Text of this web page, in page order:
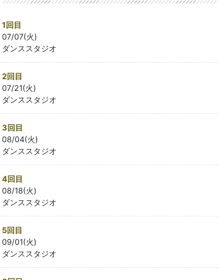
1回目
07/07(火)
ダンススタジオ
2回目
07/21(火)
ダンススタジオ
3回目
08/04(火)
ダンススタジオ
4回目
08/18(火)
ダンススタジオ
5回目
09/01(火)
ダンススタジオ